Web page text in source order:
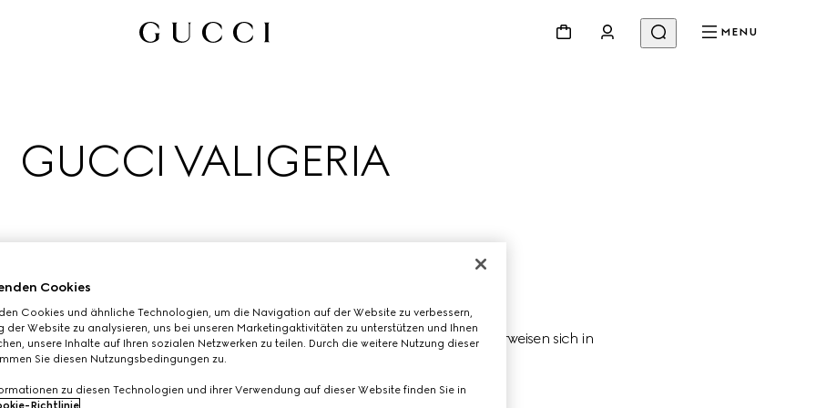
MENU
GUCCI VALIGERIA
von den Anfängen des Hauses als Atelier für Gepäckstücke inspiriert und erweisen sich in
Saison als ideale Begleiter für Reisen voller Freude und Leichtigkeit.
Cookies
Cookies und ähnliche Technologien, um die Navigation auf der Website zu verbessern,
der Website zu analysieren, uns bei unseren Marketingaktivitäten zu unterstützen und Ihnen
unsere Inhalte auf Ihren sozialen Netzwerken zu teilen. Durch die weitere Nutzung dieser
Sie diesen Nutzungsbedingungen zu.
zu diesen Technologien und ihrer Verwendung auf dieser Website finden Sie in
Richtlinie.